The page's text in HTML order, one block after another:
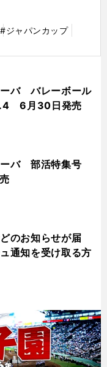
#ジャパンカップ
ーバ バレーボール
6月30日発売
ーバ 部活特集号
のお知らせが届
通知を受け取る方